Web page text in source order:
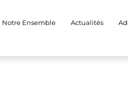
Notre Ensemble Actualités
WA0019